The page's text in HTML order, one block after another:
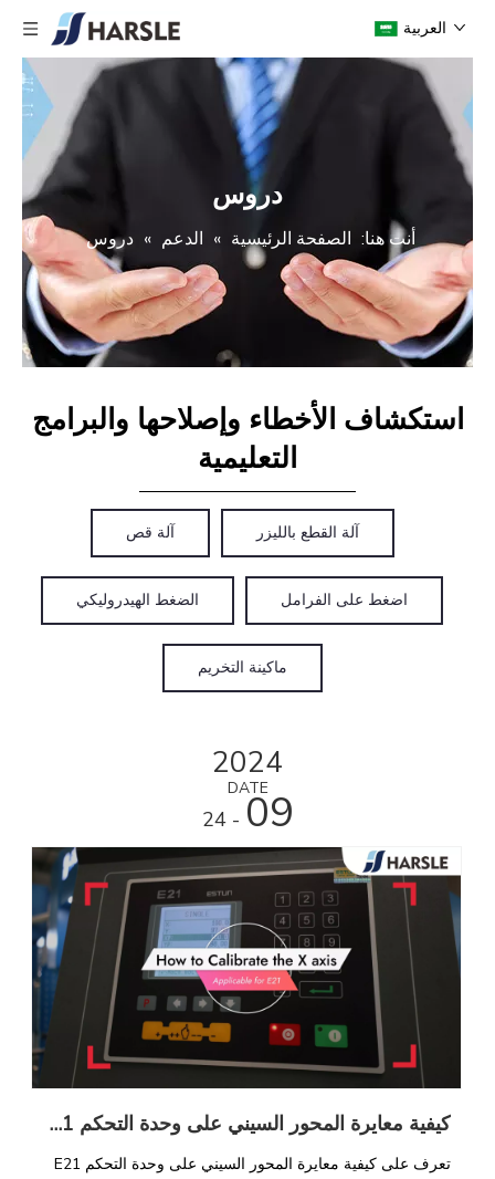
العربية
دروس
أنت هنا: الصفحة الرئيسية » الدعم » دروس
استكشاف الأخطاء وإصلاحها والبرامج
التعليمية
آلة القطع بالليزر آلة قص
اضغط على الفرامل الضغط الهيدروليكي
ماكينة التخريم
2024
DATE09
- 24
كيفية معايرة المحور السيني على وحدة التحكم E21 للحصول على الانحناء الدقيق
تعرف على كيفية معايرة المحور السيني على وحدة التحكم E21